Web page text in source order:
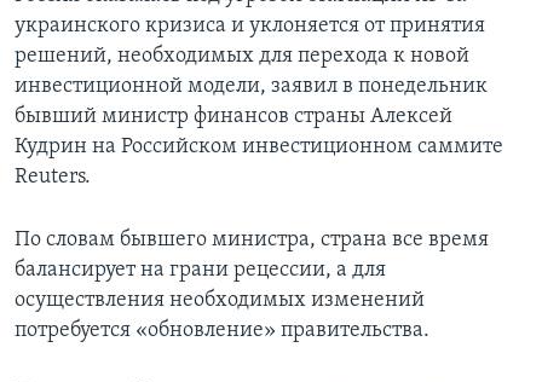
украинского кризиса и уклоняется от принятия
решений, необходимых для перехода к новой
инвестиционной модели, заявил в понедельник
бывший министр финансов страны Алексей
Кудрин на Российском инвестиционном саммите
Reuters.
По словам бывшего министра, страна все время
балансирует на грани рецессии, а для
осуществления необходимых изменений
потребуется «обновление» правительства.